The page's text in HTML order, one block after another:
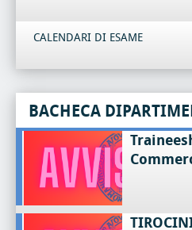
CALENDARI DI ESAME
BACHECA